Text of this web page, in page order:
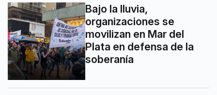
Bajo la lluvia,
organizaciones se
movilizan en Mar del
Plata en defensa de la
soberanía